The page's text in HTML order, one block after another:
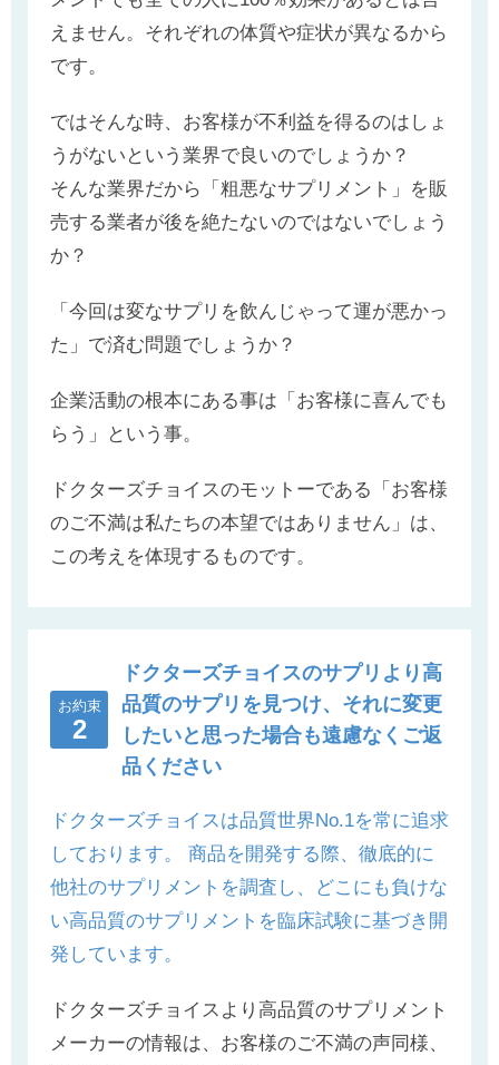
えません。それぞれの体質や症状が異なるから
です。
ではそんな時、お客様が不利益を得るのはしょ
うがないという業界で良いのでしょうか？
そんな業界だから「粗悪なサプリメント」を販
売する業者が後を絶たないのではないでしょう
か？
「今回は変なサプリを飲んじゃって運が悪かっ
た」で済む問題でしょうか？
企業活動の根本にある事は「お客様に喜んでも
らう」という事。
ドクターズチョイスのモットーである「お客様
のご不満は私たちの本望ではありません」は、
この考えを体現するものです。
2
ドクターズチョイスのサプリより高
品質のサプリを見つけ、それに変更
したいと思った場合も遠慮なくご返
品ください
ドクターズチョイスは品質世界No.1を常に追求
しております。 商品を開発する際、徹底的に
他社のサプリメントを調査し、どこにも負けな
い高品質のサプリメントを臨床試験に基づき開
発しています。
ドクターズチョイスより高品質のサプリメント
メーカーの情報は、お客様のご不満の声同様、